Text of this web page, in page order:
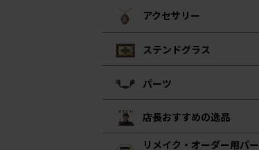
アクセサリー
ステンドグラス
パーツ
店長おすすめの逸品
リメイク・オーダー用パー